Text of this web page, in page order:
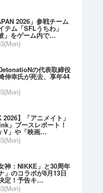
2026」参戦チーム
テム「SFLうちわ」
」をゲーム内で…
の代表取締役
伸幸氏が死去、享年44
2026】「アニメイト」
」ブースレポート！
V」や「映画…
神：NIKKE」と30周年
」のコラボが8月13日
定！予告キ…